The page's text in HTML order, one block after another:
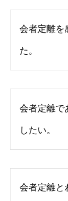
会者定離を
た。
会者定離で
したい。
会者定離と